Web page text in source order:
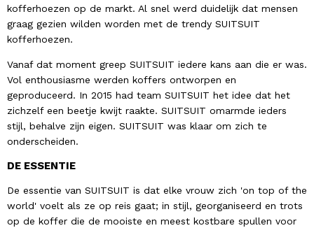
kofferhoezen op de markt. Al snel werd duidelijk dat mensen
graag gezien wilden worden met de trendy SUITSUIT
kofferhoezen.
Vanaf dat moment greep SUITSUIT iedere kans aan die er was.
Vol enthousiasme werden koffers ontworpen en
geproduceerd. In 2015 had team SUITSUIT het idee dat het
zichzelf een beetje kwijt raakte. SUITSUIT omarmde ieders
stijl, behalve zijn eigen. SUITSUIT was klaar om zich te
onderscheiden.
DE ESSENTIE
De essentie van SUITSUIT is dat elke vrouw zich 'on top of the
world' voelt als ze op reis gaat; in stijl, georganiseerd en trots
op de koffer die de mooiste en meest kostbare spullen voor